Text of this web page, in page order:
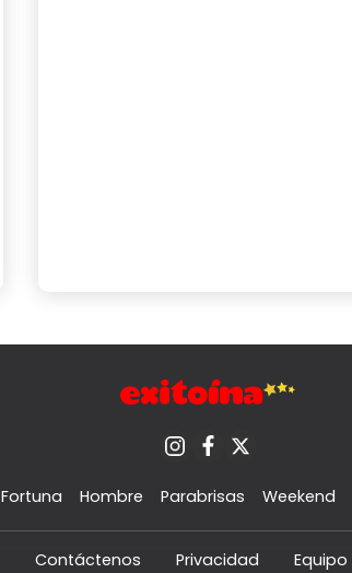
Fortuna Hombre Parabrisas Weekend
Contáctenos Privacidad Equipo